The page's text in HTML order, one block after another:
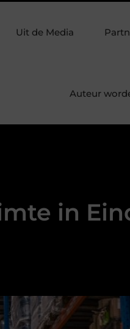
luxe laminaat
Uit de Media
Auteur
in